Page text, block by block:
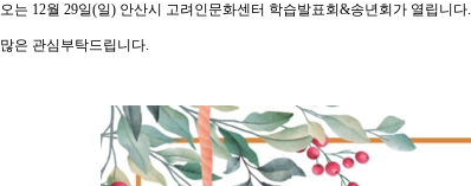
오는 12월 29일(일) 안산시 고려인문화센터 학습발표회&송년회가 열립니다.
많은 관심부탁드립니다.